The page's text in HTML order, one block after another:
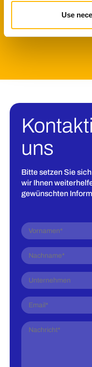
Use
von
uns
Bitte setzen Sie
wir Ihnen
gewünschten